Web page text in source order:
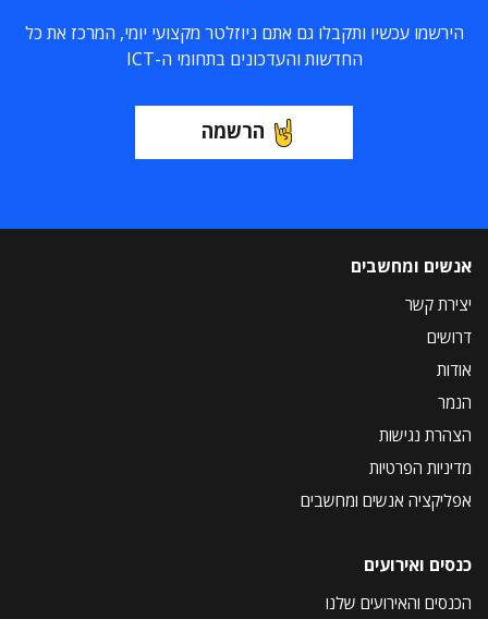
הירשמו עכשיו ותקבלו גם אתם ניוזלטר מקצועי יומי, המרכז את כל
החדשות והעדכונים בתחומי ה-ICT
הרשמה
אנשים ומחשבים
יצירת קשר
דרושים
אודות
הנמר
הצהרת נגישות
מדיניות הפרטיות
אפליקציה אנשים ומחשבים
כנסים ואירועים
הכנסים והאירועים שלנו